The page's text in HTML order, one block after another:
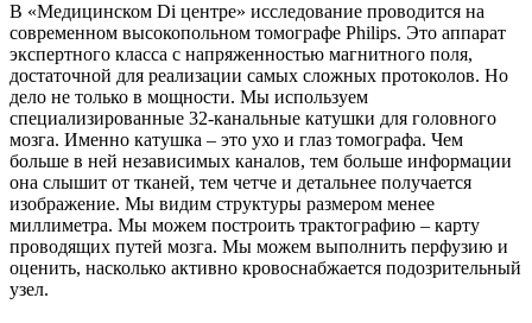
В «Медицинском Di центре» исследование проводится на
современном высокопольном томографе Philips. Это аппарат
экспертного класса с напряженностью магнитного поля,
достаточной для реализации самых сложных протоколов. Но
дело не только в мощности. Мы используем
специализированные 32-канальные катушки для головного
мозга. Именно катушка – это ухо и глаз томографа. Чем
больше в ней независимых каналов, тем больше информации
она слышит от тканей, тем четче и детальнее получается
изображение. Мы видим структуры размером менее
миллиметра. Мы можем построить трактографию – карту
проводящих путей мозга. Мы можем выполнить перфузию и
оценить, насколько активно кровоснабжается подозрительный
узел.